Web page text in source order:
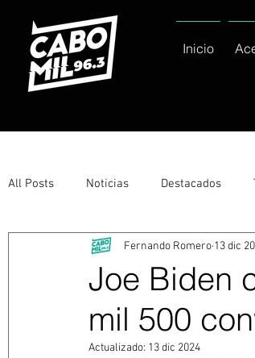
Inicio
All Posts Noticias Destacados
Entérate Deportes
Ayuntamiento de Los Cabos Informa
Joe Biden
mil 500
Fernando Romero 13 dic
Actualizado: 13 dic 2024